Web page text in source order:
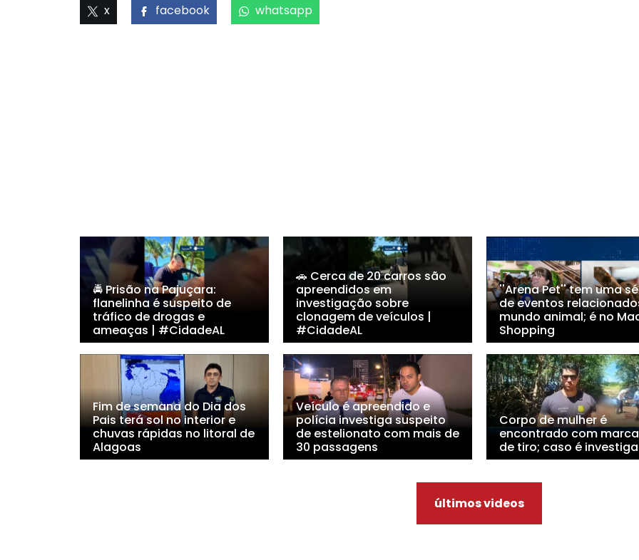
x facebook whatsapp
🚔 Prisão na Pajuçara:
flanelinha é suspeito de
tráfico de drogas e
ameaças | #CidadeAL
🚗 Cerca de 20 carros são
apreendidos em
investigação sobre
clonagem de veículos |
#CidadeAL
''Arena Pet'' tem uma
de eventos
mundo animal; é no
Shopping
Fim de semana do Dia dos
Pais terá sol no interior e
chuvas rápidas no litoral de
Alagoas
Veículo é apreendido e
polícia investiga suspeito
de estelionato com mais de
30 passagens
Corpo de mulher é
encontrado com
de tiro; caso é
últimos videos